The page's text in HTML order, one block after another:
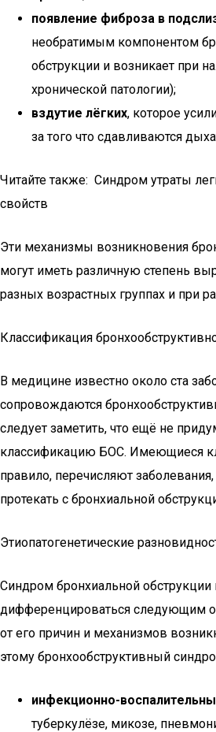
появление фиброза в
необратимым компонентом
обструкции и возникает при
хронической патологии);
вздутие лёгких, которое
за того что сдавливаются
Читайте также: Синдром утраты
свойств
Эти механизмы возникновения
могут иметь различную степень
разных возрастных группах и при
Классификация
В медицине известно около ста
сопровождаются
следует заметить, что ещё не
классификацию БОС. Имеющиеся
правило, перечисляют
протекать с бронхиальной
Этиопатогенетические
Синдром бронхиальной
дифференцироваться следующим
от его причин и механизмов
этому бронхообструктивный
инфекционно-
туберкулёзе, микозе,